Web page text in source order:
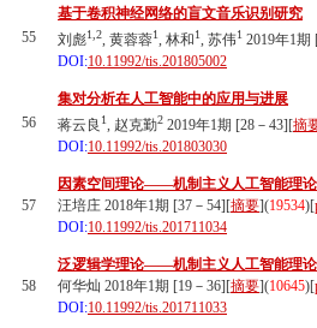
55
基于卷积神经网络的盲文音乐识别研究
刘彪1,2, 黄蓉蓉1, 林和1, 苏伟1 2019年1期
DOI:10.11992/tis.201805002
56
集对分析在人工智能中的应用与进展
蒋云良 1, 赵克勤2 2019年1期 [28－43][摘
DOI:10.11992/tis.201803030
57
因素空间理论——机制主义人工智能理
汪培庄 2018年1期 [37－54][摘要](19534)[
DOI:10.11992/tis.201711034
58
泛逻辑学理论——机制主义人工智能理
何华灿 2018年1期 [19－36][摘要](10645)[
DOI:10.11992/tis.201711033